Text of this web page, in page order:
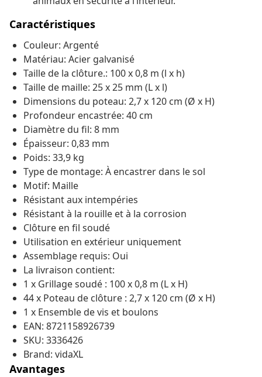
Caractéristiques
Couleur: Argenté
Matériau: Acier galvanisé
Taille de la clôture.: 100 x 0,8 m (l x h)
Taille de maille: 25 x 25 mm (L x l)
Dimensions du poteau: 2,7 x 120 cm (Ø x H)
Profondeur encastrée: 40 cm
Diamètre du fil: 8 mm
Épaisseur: 0,83 mm
Poids: 33,9 kg
Type de montage: À encastrer dans le sol
Motif: Maille
Résistant aux intempéries
Résistant à la rouille et à la corrosion
Clôture en fil soudé
Utilisation en extérieur uniquement
Assemblage requis: Oui
La livraison contient:
1 x Grillage soudé : 100 x 0,8 m (L x H)
44 x Poteau de clôture : 2,7 x 120 cm (Ø x H)
1 x Ensemble de vis et boulons
EAN: 8721158926739
SKU: 3336426
Brand: vidaXL
Avantages